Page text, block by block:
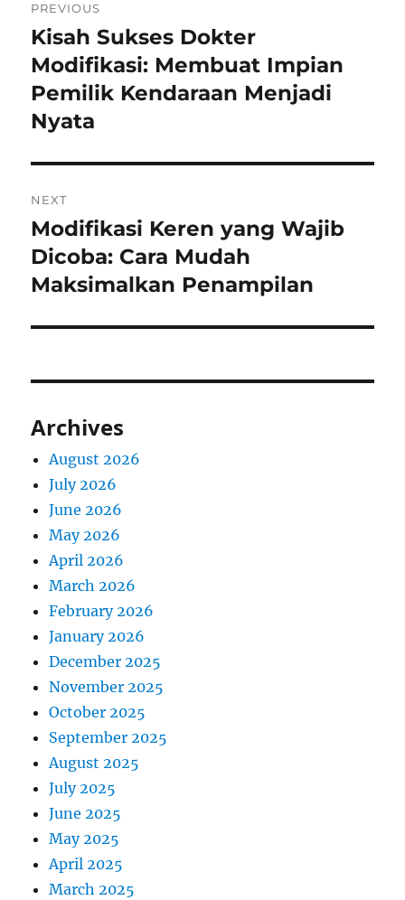
navigation
PREVIOUS
Previous
post:
Kisah Sukses Dokter
Modifikasi: Membuat Impian
Pemilik Kendaraan Menjadi
Nyata
NEXT
Next
post:
Modifikasi Keren yang Wajib
Dicoba: Cara Mudah
Maksimalkan Penampilan
Archives
August 2026
July 2026
June 2026
May 2026
April 2026
March 2026
February 2026
January 2026
December 2025
November 2025
October 2025
September 2025
August 2025
July 2025
June 2025
May 2025
April 2025
March 2025